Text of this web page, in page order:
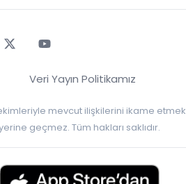
Veri Yayın Politikamız
mevcut ilişkilerini ikame
geçmez. Tüm hakları saklıdır.